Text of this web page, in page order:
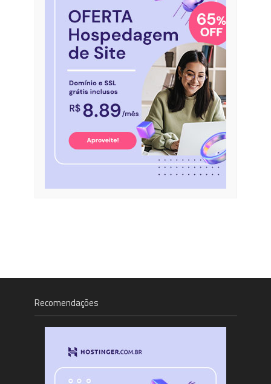
Recomendações